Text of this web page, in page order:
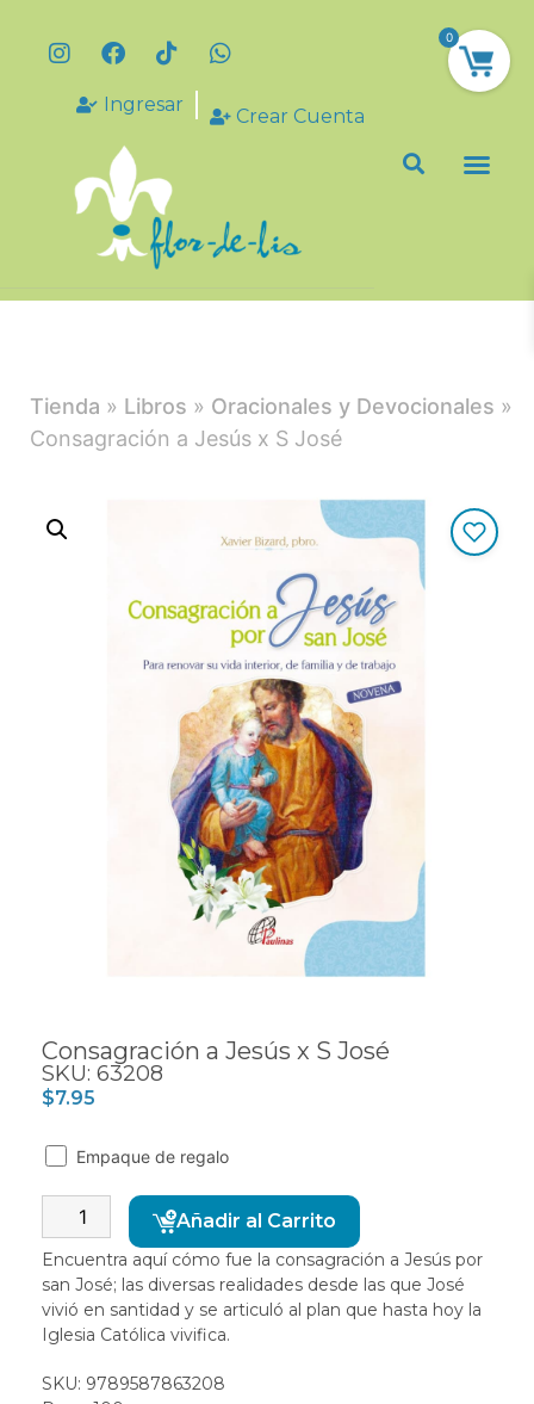
Ingresar
Crear Cuenta
Tienda » Libros » Oracionales y Devocionales »
Consagración a Jesús x S José
Consagración a Jesús x S José
SKU: 63208
$7.95
Empaque de regalo
Añadir al Carrito
Encuentra aquí cómo fue la consagración a Jesús por
san José; las diversas realidades desde las que José
vivió en santidad y se articuló al plan que hasta hoy la
Iglesia Católica vivifica.
SKU: 9789587863208
0